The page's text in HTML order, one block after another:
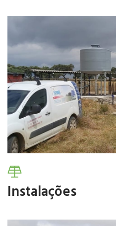
Instalações
Fazemos Reparações nos
Energias Renováveis e
Fale Connosco